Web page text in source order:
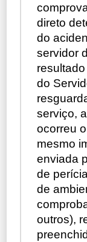
direto
do
servidor
do
serviço,
ocorreu
mesmo
enviada
de
de
outros),